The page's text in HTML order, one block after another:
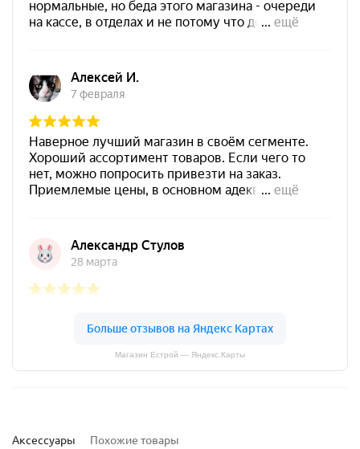
Магазин Естрой — Яндекс.Карты
Аксессуары Похожие товары